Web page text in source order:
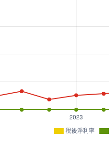
稅後淨利率